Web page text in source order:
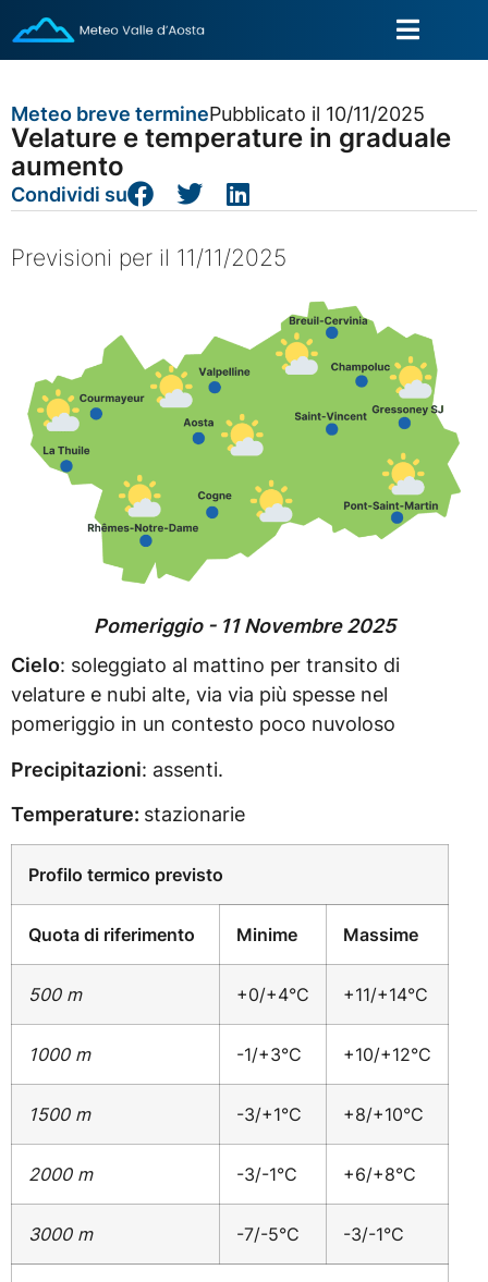
Meteo breve terminePubblicato il 10/11/2025
Velature e temperature in graduale
aumento
Condividi su
Previsioni per il 11/11/2025
Pomeriggio - 11 Novembre 2025
Cielo: soleggiato al mattino per transito di
velature e nubi alte, via via più spesse nel
pomeriggio in un contesto poco nuvoloso
Precipitazioni: assenti.
Temperature: stazionarie
Profilo termico previsto
Quota di riferimento Minime Massime
500 m +0/+4°C +11/+14°C
1000 m -1/+3°C +10/+12°C
1500 m -3/+1°C +8/+10°C
2000 m -3/-1°C +6/+8°C
3000 m -7/-5°C -3/-1°C